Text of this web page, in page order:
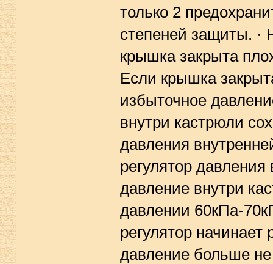
только 2
степеней защиты. ·
крышка закрыта
Если крышка
избыточное
внутри кастрюли
давления
регулятор
давление внутри
давлении 60кПа-
регулятор
давление больше